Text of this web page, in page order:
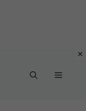
Menu